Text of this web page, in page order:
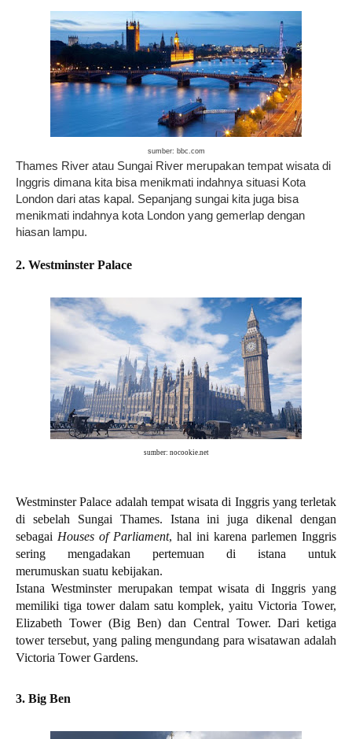
sumber: bbc.com
Thames River atau Sungai River merupakan tempat wisata di
Inggris dimana kita bisa menikmati indahnya situasi Kota
London dari atas kapal. Sepanjang sungai kita juga bisa
menikmati indahnya kota London yang gemerlap dengan
hiasan lampu.
2. Westminster Palace
sumber: nocookie.net
Westminster Palace adalah tempat wisata di Inggris yang terletak
di sebelah Sungai Thames. Istana ini juga dikenal dengan
sebagai Houses of Parliament, hal ini karena parlemen Inggris
sering mengadakan pertemuan di istana untuk
merumuskan suatu kebijakan.
Istana Westminster merupakan tempat wisata di Inggris yang
memiliki tiga tower dalam satu komplek, yaitu Victoria Tower,
Elizabeth Tower (Big Ben) dan Central Tower. Dari ketiga
tower tersebut, yang paling mengundang para wisatawan adalah
Victoria Tower Gardens.
3. Big Ben